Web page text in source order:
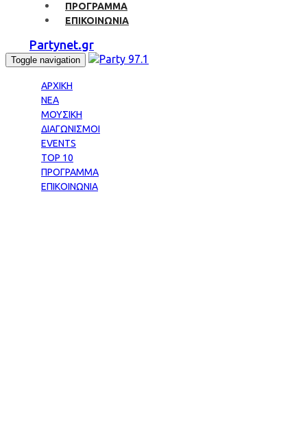
ΠΡΟΓΡΑΜΜΑ
ΕΠΙΚΟΙΝΩΝΙΑ
Partynet.gr
Toggle navigation
ΑΡΧΙΚΗ
ΝΕΑ
ΜΟΥΣΙΚΗ
ΔΙΑΓΩΝΙΣΜΟΙ
EVENTS
TOP 10
ΠΡΟΓΡΑΜΜΑ
ΕΠΙΚΟΙΝΩΝΙΑ